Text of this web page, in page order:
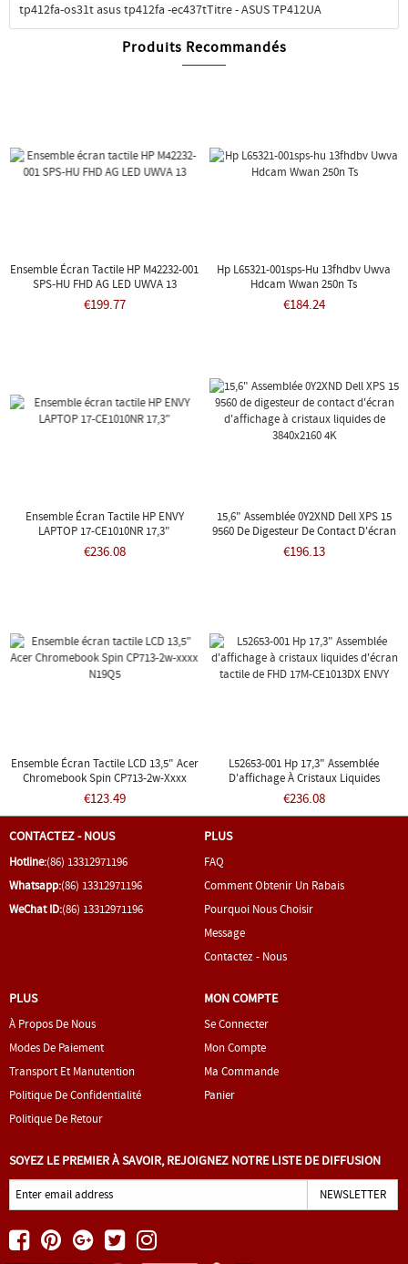
tp412fa-os31t asus tp412fa -ec437tTitre - ASUS TP412UA
Produits Recommandés
Ensemble Écran Tactile HP M42232-001
SPS-HU FHD AG LED UWVA 13
€199.77
Hp L65321-001sps-Hu 13fhdbv Uwva
Hdcam Wwan 250n Ts
€184.24
Ensemble Écran Tactile HP ENVY
LAPTOP 17-CE1010NR 17,3"
€236.08
15,6" Assemblée 0Y2XND Dell XPS 15
9560 De Digesteur De Contact D'écran
D'affichage À Cristaux Liquides De
3840x2160 4K
€196.13
Ensemble Écran Tactile LCD 13,5" Acer
Chromebook Spin CP713-2w-Xxxx
N19Q5
€123.49
L52653-001 Hp 17,3" Assemblée
D'affichage À Cristaux Liquides
D'écran Tactile De FHD 17M-CE1013DX
ENVY
€236.08
CONTACTEZ - NOUS
Hotline:(86) 13312971196
Whatsapp:(86) 13312971196
WeChat ID:(86) 13312971196
PLUS
FAQ
Comment Obtenir Un Rabais
Pourquoi Nous Choisir
Message
Contactez - Nous
PLUS
À Propos De Nous
Modes De Paiement
Transport Et Manutention
Politique De Confidentialité
Politique De Retour
MON COMPTE
Se Connecter
Mon Compte
Ma Commande
Panier
SOYEZ LE PREMIER À SAVOIR, REJOIGNEZ NOTRE LISTE DE DIFFUSION